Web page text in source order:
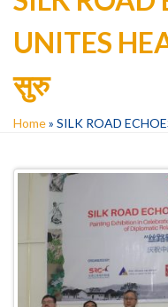
UNITES
सुरु
Home» SILK ROAD